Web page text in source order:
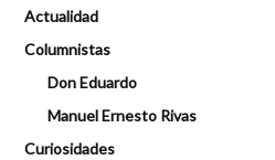
Actualidad
Columnistas
Don Eduardo
Manuel Ernesto Rivas
Curiosidades